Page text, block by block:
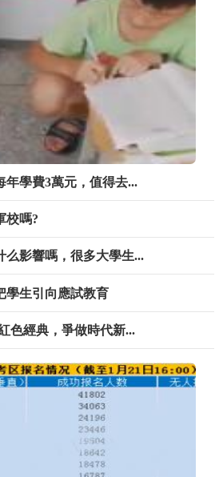
業不合格趴教室外狂補
年學費3萬元，值得去...
校嗎?
么影響嗎，很多大學生...
學生引向應試教育
色經典，爭做時代新...